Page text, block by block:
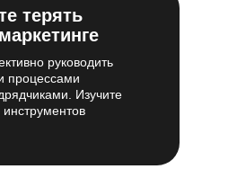
терять
руководить
процессами
Изучите